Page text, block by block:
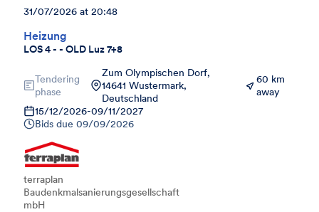
Heizung
LOS 4 - - OLD Luz 7+8
31/07/2026 at 20:48
Tendering
phase
Zum Olympischen Dorf,
14641 Wustermark,
Deutschland
60 km
away
15/12/2026-09/11/2027
Bids due 09/09/2026
terraplan
Baudenkmalsanierungsgesellschaft
mbH